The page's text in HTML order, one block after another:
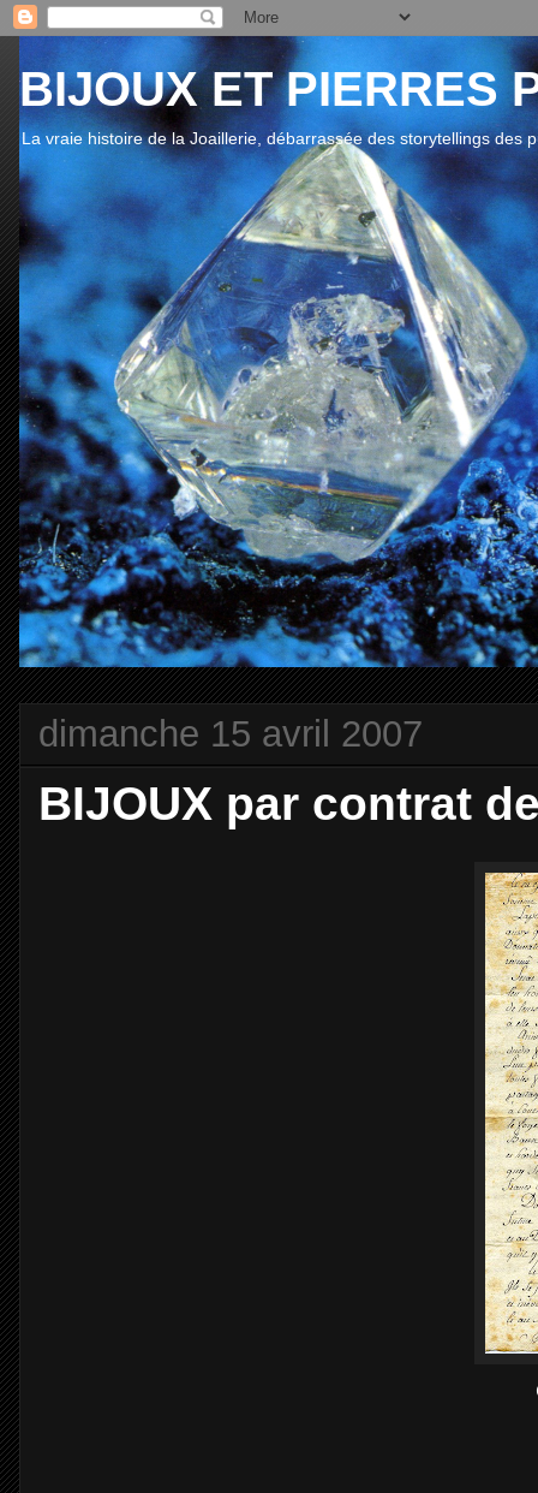
BIJOUX ET PIERRES
La vraie histoire de la Joaillerie, débarrassée des storytellings des
dimanche 15 avril 2007
BIJOUX par contrat